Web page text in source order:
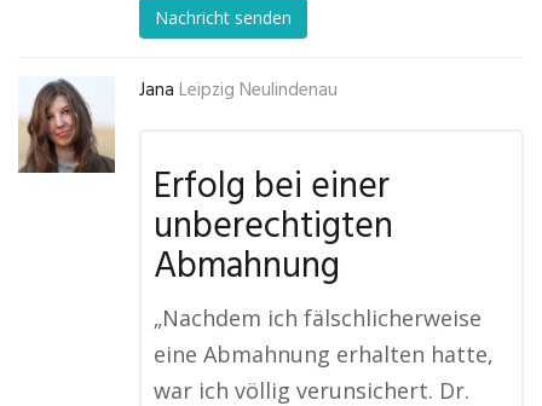
Nachricht senden
Jana Leipzig Neulindenau
Erfolg bei einer
unberechtigten
Abmahnung
„Nachdem ich fälschlicherweise
eine Abmahnung erhalten hatte,
war ich völlig verunsichert. Dr.